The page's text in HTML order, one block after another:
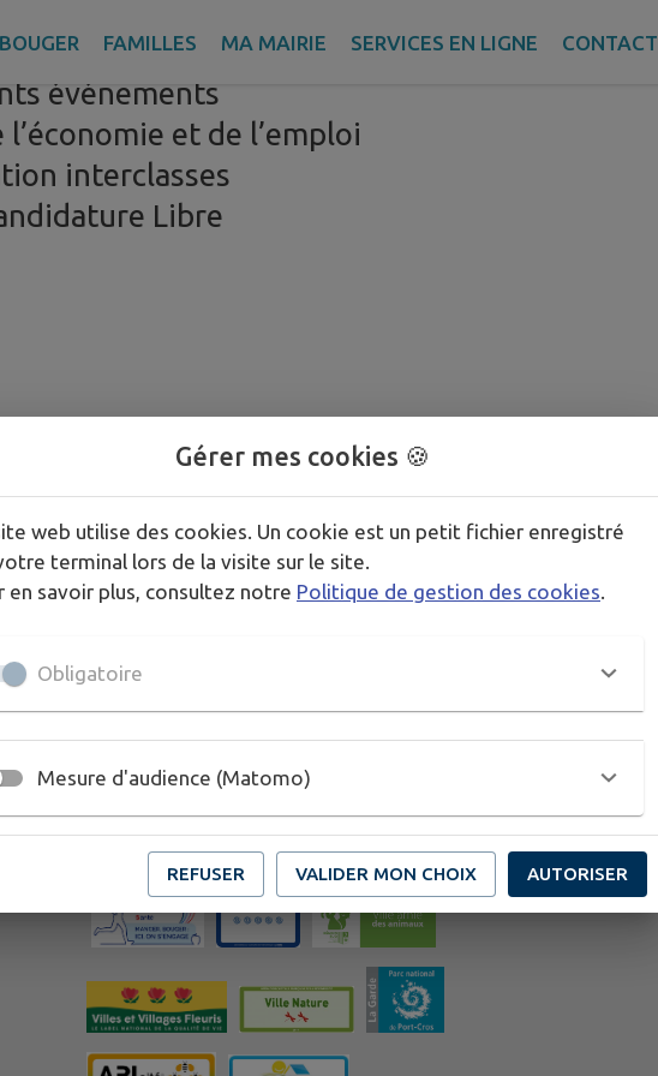
BOUGER FAMILLES MA MAIRIE SERVICES EN LIGNE CONTACT
événements
et de l’emploi
interclasses
Libre
Horaires de la mairie
et de 13h30 à 17h30.
Gérer mes cookies 🍪
web utilise des cookies. Un cookie est un petit fichier enregistré
terminal lors de la visite sur le site.
en savoir plus, consultez notre Politique de gestion des cookies
Obligatoire
Mesure d'audience (Matomo)
REFUSER VALIDER MON CHOIX AUTORISER